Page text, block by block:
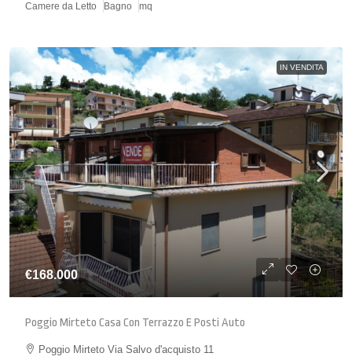
Camere da Letto Bagno mq
IN VENDITA
€168.000
Poggio Mirteto Casa Con Terrazzo E Posti Auto
Poggio Mirteto Via Salvo d'acquisto 11